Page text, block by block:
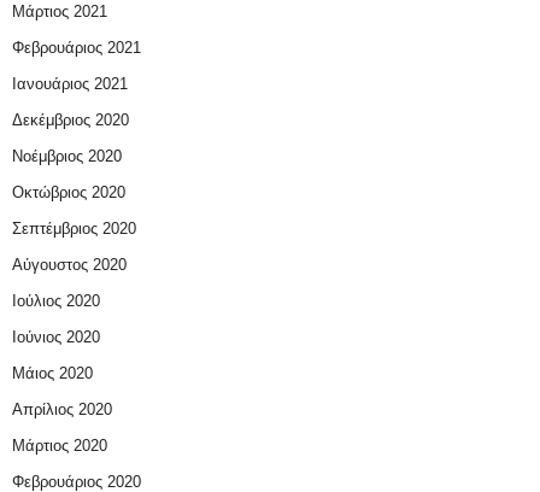
Μάρτιος 2021
Φεβρουάριος 2021
Ιανουάριος 2021
Δεκέμβριος 2020
Νοέμβριος 2020
Οκτώβριος 2020
Σεπτέμβριος 2020
Αύγουστος 2020
Ιούλιος 2020
Ιούνιος 2020
Μάιος 2020
Απρίλιος 2020
Μάρτιος 2020
Φεβρουάριος 2020